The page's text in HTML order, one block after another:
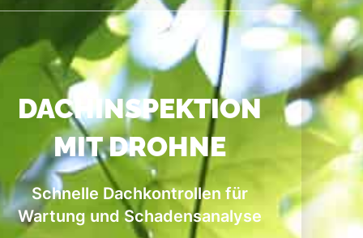
DACHINSPEKTION
MIT DROHNE
Schnelle Dachkontrollen für
Wartung und Schadensanalyse